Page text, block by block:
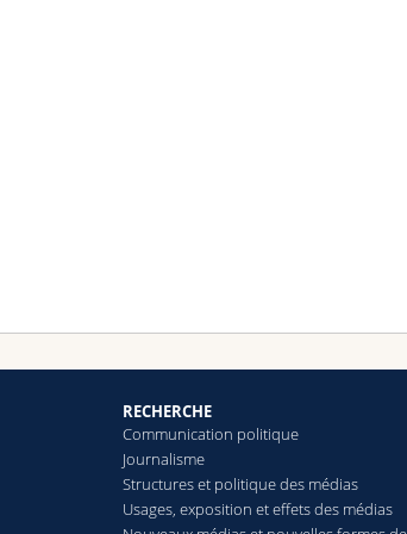
RECHERCHE
Communication politique
Journalisme
Structures et politique des médias
Usages, exposition et effets des médias